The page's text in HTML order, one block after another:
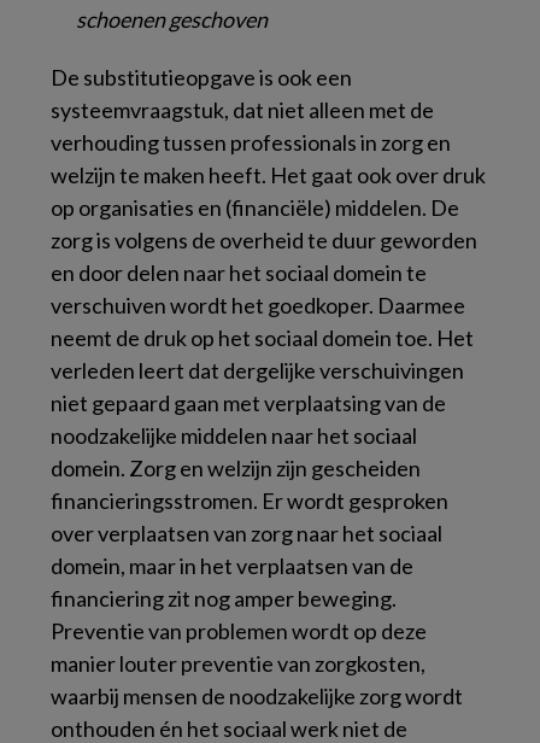
schoenen geschoven
De substitutieopgave is ook een
systeemvraagstuk, dat niet alleen met de
verhouding tussen professionals in zorg en
welzijn te maken heeft. Het gaat ook over druk
op organisaties en (financiële) middelen. De
zorg is volgens de overheid te duur geworden
en door delen naar het sociaal domein te
verschuiven wordt het goedkoper. Daarmee
neemt de druk op het sociaal domein toe. Het
verleden leert dat dergelijke verschuivingen
niet gepaard gaan met verplaatsing van de
noodzakelijke middelen naar het sociaal
domein. Zorg en welzijn zijn gescheiden
financieringsstromen. Er wordt gesproken
over verplaatsen van zorg naar het sociaal
domein, maar in het verplaatsen van de
financiering zit nog amper beweging.
Preventie van problemen wordt op deze
manier louter preventie van zorgkosten,
waarbij mensen de noodzakelijke zorg wordt
onthouden én het sociaal werk niet de